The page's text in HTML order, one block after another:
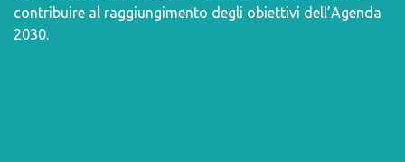
contribuire al raggiungimento degli obiettivi dell’Agenda
2030